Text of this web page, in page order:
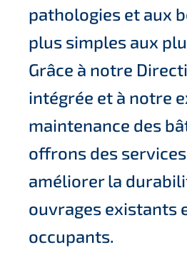
pathologies et aux
plus simples aux
Grâce à notre
intégrée et à notre
maintenance des
offrons des
améliorer la
ouvrages existants
occupants.